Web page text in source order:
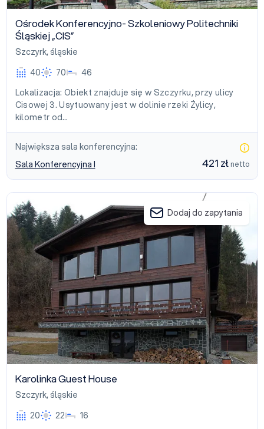
Ośrodek Konferencyjno- Szkoleniowy Politechniki
Śląskiej „CIS”
Szczyrk, śląskie
40
70
46
Lokalizacja: Obiekt znajduje się w Szczyrku, przy ulicy
Cisowej 3. Usytuowany jest w dolinie rzeki Żylicy,
kilometr od…
Największa sala konferencyjna:
Sala Konferencyjna I
421 zł netto
Karolinka Guest House
Dodaj do zapytania
Karolinka Guest House
Szczyrk, śląskie
20
22
16